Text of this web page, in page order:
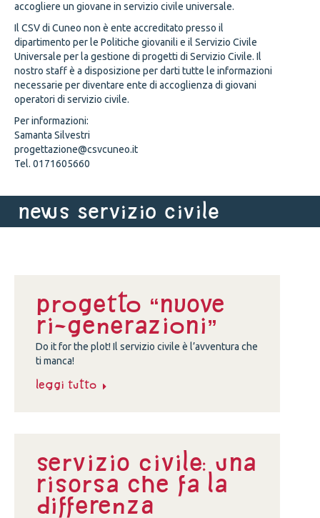
accogliere un giovane in servizio civile universale.
Il CSV di Cuneo non è ente accreditato presso il
dipartimento per le Politiche giovanili e il Servizio Civile
Universale per la gestione di progetti di Servizio Civile. Il
nostro staff è a disposizione per darti tutte le informazioni
necessarie per diventare ente di accoglienza di giovani
operatori di servizio civile.
Per informazioni:
Samanta Silvestri
progettazione@csvcuneo.it
Tel. 0171605660
News servizio civile
progetto “Nuove
ri-generazioni”
Do it for the plot! Il servizio civile è l’avventura che
ti manca!
Leggi tutto
Servizio Civile: una
risorsa che fa la
differenza